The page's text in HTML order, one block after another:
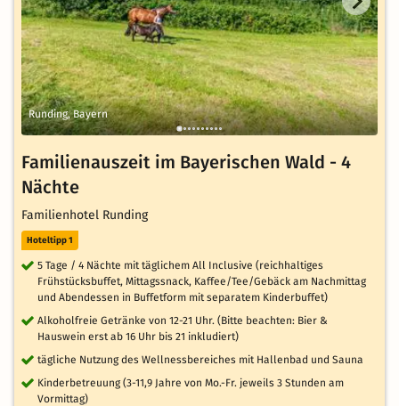
Runding, Bayern
Familienauszeit im Bayerischen Wald - 4
Nächte
Familienhotel Runding
Hoteltipp 1
5 Tage / 4 Nächte mit täglichem All Inclusive (reichhaltiges
Frühstücksbuffet, Mittagssnack, Kaffee/Tee/Gebäck am Nachmittag
und Abendessen in Buffetform mit separatem Kinderbuffet)
Alkoholfreie Getränke von 12-21 Uhr. (Bitte beachten: Bier &
Hauswein erst ab 16 Uhr bis 21 inkludiert)
tägliche Nutzung des Wellnessbereiches mit Hallenbad und Sauna
Kinderbetreuung (3-11,9 Jahre von Mo.-Fr. jeweils 3 Stunden am
Vormittag)